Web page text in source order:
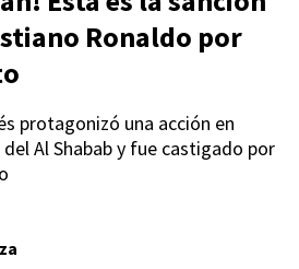
Ronaldo por
protagonizó una acción en
Al Shabab y fue castigado por